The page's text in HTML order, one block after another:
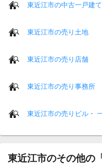
東近江市の中古一戸建て
東近江市の売り土地
東近江市の売り店舗
東近江市の売り事務所
東近江市の売りビル・
東近江市のその他の